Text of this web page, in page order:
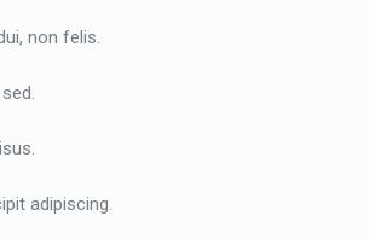
non felis.
adipiscing.